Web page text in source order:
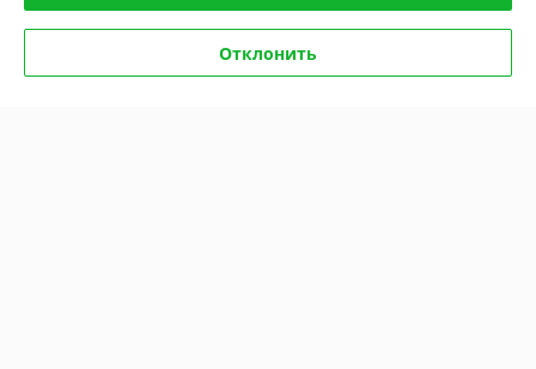
Политика обработки cookies
Отклонить